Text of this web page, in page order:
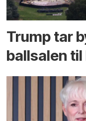
Trump tar
ballsalen